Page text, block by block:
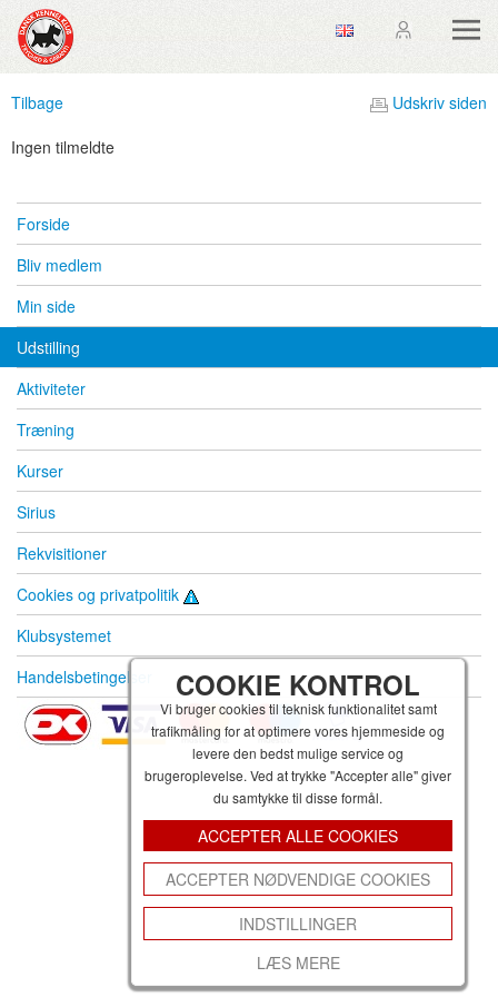
Tilbage
Udskriv siden
Ingen tilmeldte
COOKIE KONTROL
Vi bruger cookies til teknisk funktionalitet samt
trafikmåling for at optimere vores hjemmeside og
levere den bedst mulige service og
brugeroplevelse. Ved at trykke "Accepter alle" giver
du samtykke til disse formål.
ACCEPTER ALLE COOKIES
ACCEPTER NØDVENDIGE COOKIES
INDSTILLINGER
LÆS MERE
Forside
Bliv medlem
Min side
Udstilling
Aktiviteter
Træning
Kurser
Sirius
Rekvisitioner
Cookies og privatpolitik
Klubsystemet
Handelsbetingelser